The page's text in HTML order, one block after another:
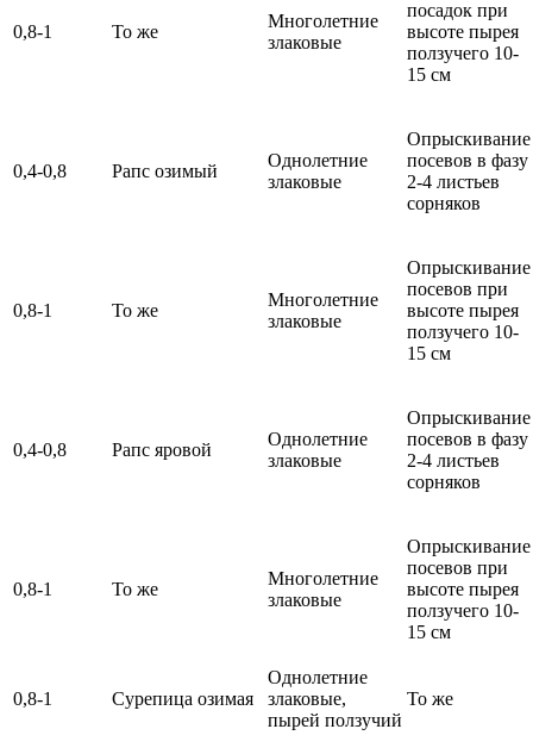
0,8-1 То же
Многолетние
злаковые
посадок при
высоте пырея
ползучего 10-
15 см
0,4-0,8 Рапс озимый
Однолетние
злаковые
Опрыскивание
посевов в фазу
2-4 листьев
сорняков
0,8-1 То же
Многолетние
злаковые
Опрыскивание
посевов при
высоте пырея
ползучего 10-
15 см
0,4-0,8 Рапс яровой
Однолетние
злаковые
Опрыскивание
посевов в фазу
2-4 листьев
сорняков
0,8-1 То же
Многолетние
злаковые
Опрыскивание
посевов при
высоте пырея
ползучего 10-
15 см
0,8-1 Сурепица озимая
Однолетние
злаковые,
пырей ползучий
То же